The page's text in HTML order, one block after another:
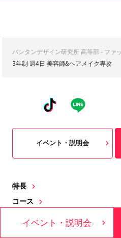
バンタンデザイン研究所 高等部 - ファ
3年制 週4日 美容師&ヘアメイク専攻
特長
コース
イベント・説明会
イベント・説明会